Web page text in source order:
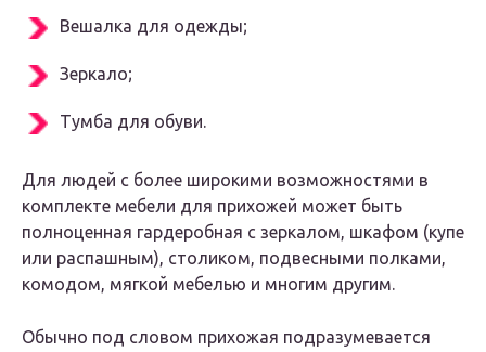
Вешалка для одежды;
Зеркало;
Тумба для обуви.
Для людей с более широкими возможностями в
комплекте мебели для прихожей может быть
полноценная гардеробная с зеркалом, шкафом (купе
или распашным), столиком, подвесными полками,
комодом, мягкой мебелью и многим другим.
Обычно под словом прихожая подразумевается